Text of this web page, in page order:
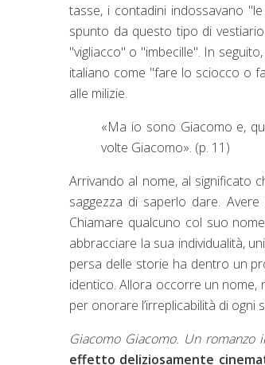
tasse, i contadini indossavano
spunto da questo tipo di
"vigliacco" o "imbecille". In
italiano come "fare lo sciocco o
alle milizie.
«Ma io sono Giacomo e,
volte Giacomo». (p. 11)
Arrivando al nome, al significato
saggezza di saperlo dare.
Chiamare qualcuno col suo
abbracciare la sua individualità,
persa delle storie ha dentro un
identico. Allora occorre un
per onorare l’irreplicabilità di ogni
Giacomo Giacomo. Un romanzo
effetto deliziosamente